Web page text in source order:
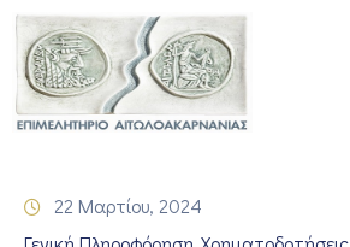
ΑΡΧΙΚΗ
ΓΕΜΗ22 Μαρτίου, 2024